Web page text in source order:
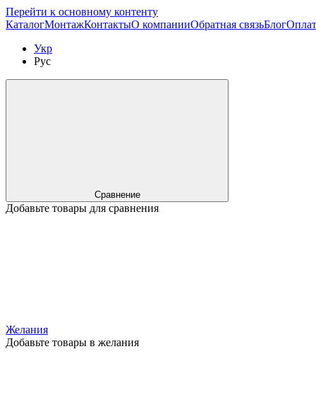
Перейти к основному контенту
КаталогМонтажКонтактыО компанииОбратная связьБлог
Укр
Рус
Сравнение
Добавьте товары для сравнения
Желания
Добавьте товары в желания